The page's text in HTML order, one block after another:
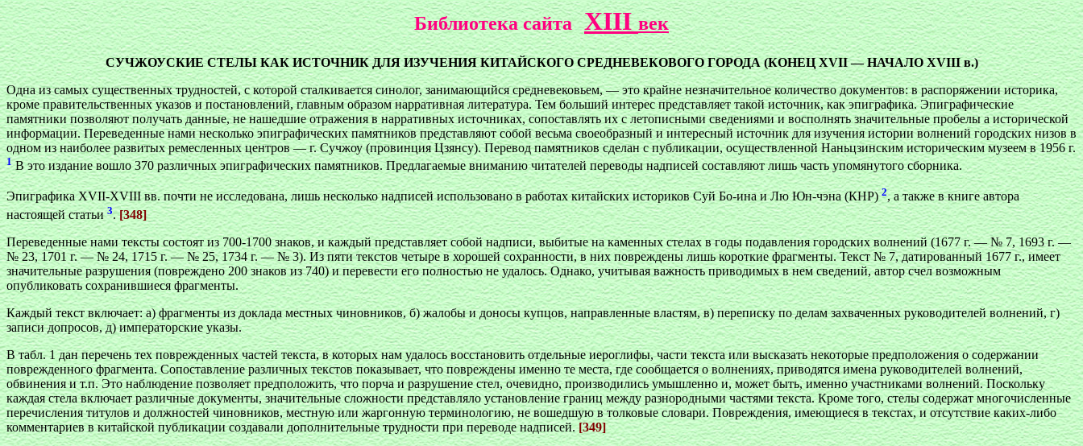
Библиотека сайта XIIIвек
СУЧЖОУСКИЕ СТЕЛЫ КАК ИСТОЧНИК ДЛЯ ИЗУЧЕНИЯ КИТАЙСКОГО СРЕДНЕВЕКОВОГО ГОРОДА (КОНЕЦ XVII — НАЧАЛО XVIII в.)
Одна из самых существенных трудностей, с которой сталкивается синолог, занимающийся средневековьем, — это крайне незначительное количество документов: в распоряжении историка,
кроме правительственных указов и постановлений, главным образом нарративная литература. Тем больший интерес представляет такой источник, как эпиграфика. Эпиграфические
памятники позволяют получать данные, не нашедшие отражения в нарративных источниках, сопоставлять их с летописными сведениями и восполнять значительные пробелы а исторической
информации. Переведенные нами несколько эпиграфических памятников представляют собой весьма своеобразный и интересный источник для изучения истории волнений городских низов в
одном из наиболее развитых ремесленных центров — г. Сучжоу (провинция Цзянсу). Перевод памятников сделан с публикации, осуществленной Наньцзинским историческим музеем в 1956 г.
1В это издание вошло 370 различных эпиграфических памятников. Предлагаемые вниманию читателей переводы надписей составляют лишь часть упомянутого сборника.
Эпиграфика XVII-XVIII вв. почти не исследована, лишь несколько надписей использовано в работах китайских историков Суй Бо-ина и Лю Юн-чэна (КНР)2, а также в книге автора
настоящей статьи3.[348]
Переведенные нами тексты состоят из 700-1700 знаков, и каждый представляет собой надписи, выбитые на каменных стелах в годы подавления городских волнений (1677 г. — № 7, 1693 г. —
№ 23, 1701 г. — № 24, 1715 г. — № 25, 1734 г. — № 3). Из пяти текстов четыре в хорошей сохранности, в них повреждены лишь короткие фрагменты. Текст № 7, датированный 1677 г., имеет
значительные разрушения (повреждено 200 знаков из 740) и перевести его полностью не удалось. Однако, учитывая важность приводимых в нем сведений, автор счел возможным
опубликовать сохранившиеся фрагменты.
Каждый текст включает: а) фрагменты из доклада местных чиновников, б) жалобы и доносы купцов, направленные властям, в) переписку по делам захваченных руководителей волнений, г)
записи допросов, д) императорские указы.
В табл. 1 дан перечень тех поврежденных частей текста, в которых нам удалось восстановить отдельные иероглифы, части текста или высказать некоторые предположения о содержании
поврежденного фрагмента. Сопоставление различных текстов показывает, что повреждены именно те места, где сообщается о волнениях, приводятся имена руководителей волнений,
обвинения и т.п. Это наблюдение позволяет предположить, что порча и разрушение стел, очевидно, производились умышленно и, может быть, именно участниками волнений. Поскольку
каждая стела включает различные документы, значительные сложности представляло установление границ между разнородными частями текста. Кроме того, стелы содержат многочисленные
перечисления титулов и должностей чиновников, местную или жаргонную терминологию, не вошедшую в толковые словари. Повреждения, имеющиеся в текстах, и отсутствие каких-либо
комментариев в китайской публикации создавали дополнительные трудности при переводе надписей.[349]